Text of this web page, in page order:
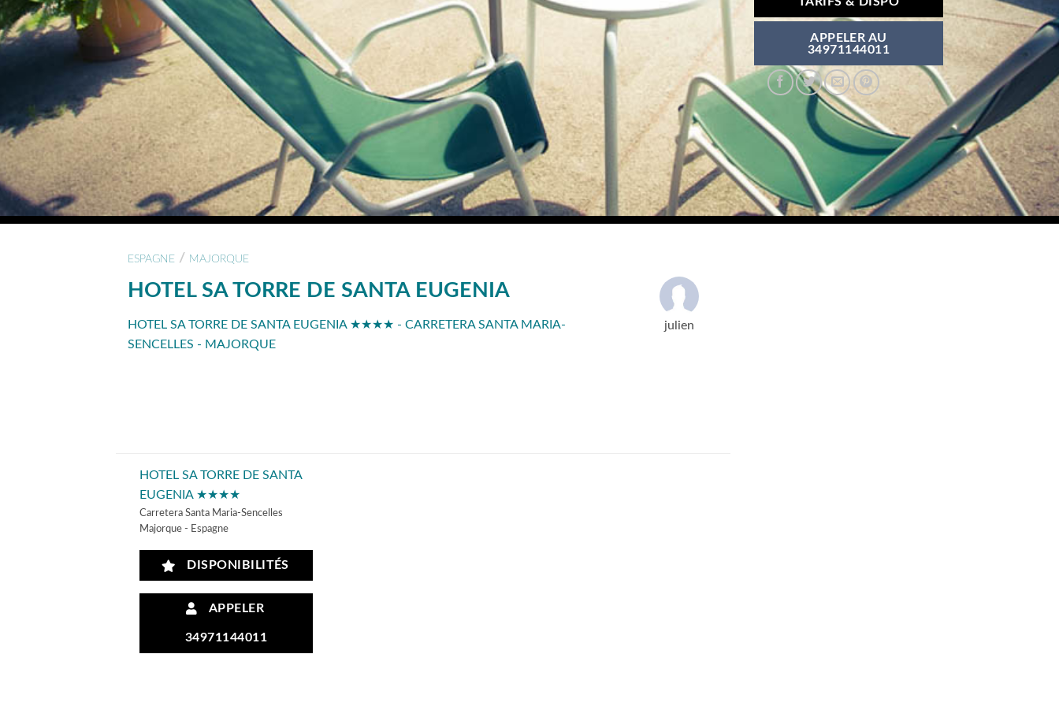
ESPAGNE / MAJORQUE
HOTEL SA TORRE DE SANTA EUGENIA
HOTEL SA TORRE DE SANTA EUGENIA ★★★★ - CARRETERA SANTA MARIA-
SENCELLES - MAJORQUE
julien
HOTEL SA TORRE DE SANTA
EUGENIA ★★★★
Carretera Santa Maria-Sencelles
Majorque - Espagne
DISPONIBILITÉS
APPELER
34971144011
APPELER AU
34971144011